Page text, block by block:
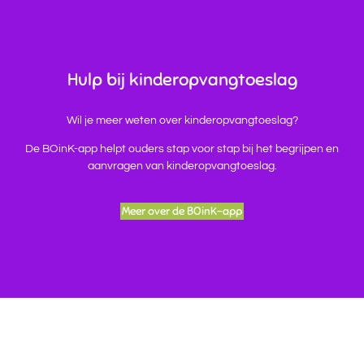
Hulp bij kinderopvangtoeslag
Wil je meer weten over kinderopvangtoeslag?
De BOinK-app helpt ouders stap voor stap bij het begrijpen en
aanvragen van kinderopvangtoeslag.
Meer over de BOinK-app